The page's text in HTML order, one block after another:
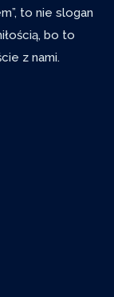
to nie slogan
bo to
z nami.